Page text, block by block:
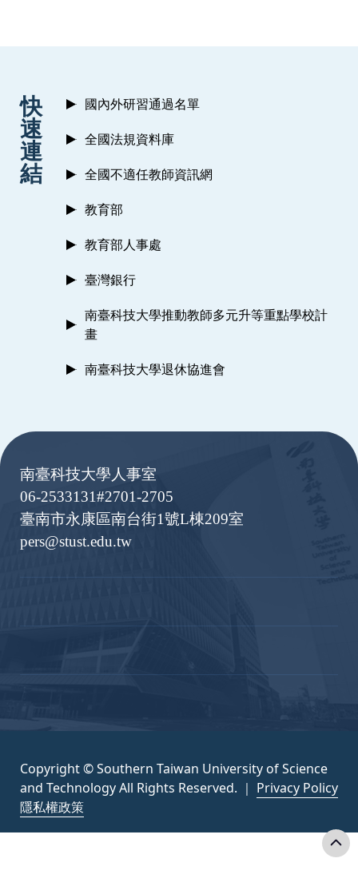
快
速
連
結
國內外研習通過名單
全國法規資料庫
全國不適任教師資訊網
教育部
教育部人事處
臺灣銀行
南臺科技大學推動教師多元升等重點學校計
畫
南臺科技大學退休協進會
南臺科技大學人事室
06-2533131#2701-2705
臺南市永康區南台街1號L棟209室
pers@stust.edu.tw
Copyright © Southern Taiwan University of Science
and Technology All Rights Reserved. ｜ Privacy Policy
隱私權政策